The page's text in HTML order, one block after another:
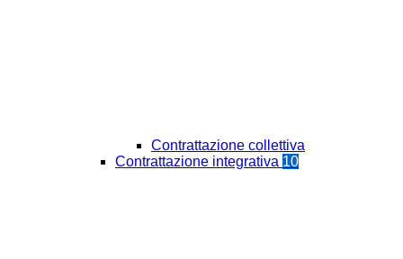
Contrattazione collettiva
Contrattazione integrativa 10